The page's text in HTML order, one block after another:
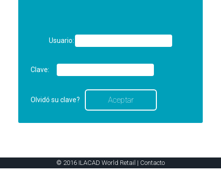
Usuario:
Clave:
Olvidó su clave?
© 2016 ILACAD World Retail | Contacto